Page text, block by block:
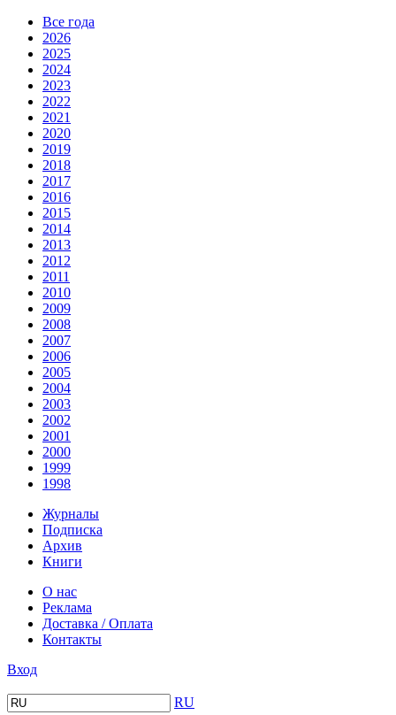
Все года
2026
2025
2024
2023
2022
2021
2020
2019
2018
2017
2016
2015
2014
2013
2012
2011
2010
2009
2008
2007
2006
2005
2004
2003
2002
2001
2000
1999
1998
Журналы
Подписка
Архив
Книги
О нас
Реклама
Доставка / Оплата
Контакты
Вход
RU